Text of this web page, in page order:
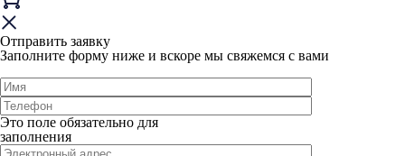
Отправить заявку
Заполните форму ниже и вскоре мы свяжемся с вами
Это поле обязательно для
заполнения